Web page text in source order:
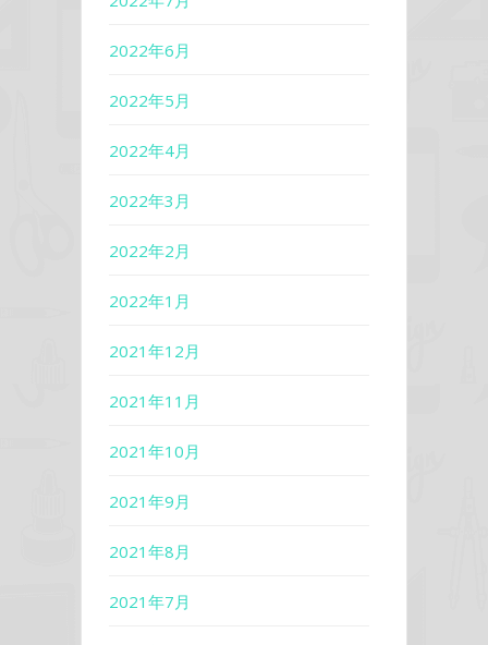
2022年6月
2022年5月
2022年4月
2022年3月
2022年2月
2022年1月
2021年12月
2021年11月
2021年10月
2021年9月
2021年8月
2021年7月